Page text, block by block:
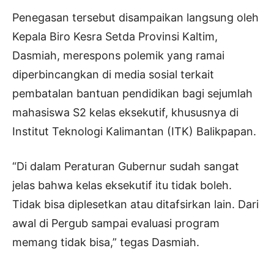
Penegasan tersebut disampaikan langsung oleh
Kepala Biro Kesra Setda Provinsi Kaltim,
Dasmiah, merespons polemik yang ramai
diperbincangkan di media sosial terkait
pembatalan bantuan pendidikan bagi sejumlah
mahasiswa S2 kelas eksekutif, khususnya di
Institut Teknologi Kalimantan (ITK) Balikpapan.
“Di dalam Peraturan Gubernur sudah sangat
jelas bahwa kelas eksekutif itu tidak boleh.
Tidak bisa diplesetkan atau ditafsirkan lain. Dari
awal di Pergub sampai evaluasi program
memang tidak bisa,” tegas Dasmiah.